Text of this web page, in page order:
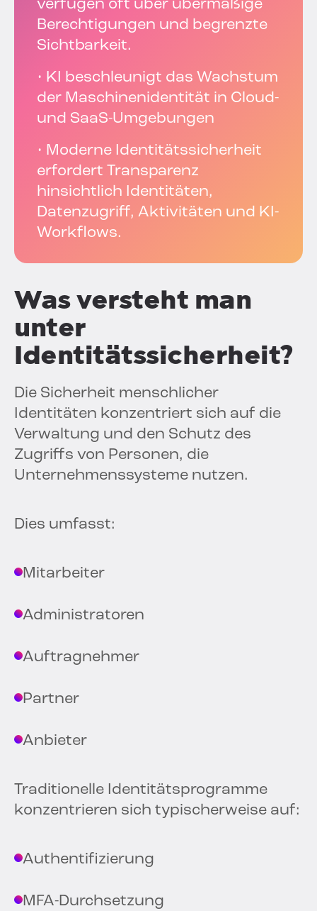
verfügen oft über übermäßige
Berechtigungen und begrenzte
Sichtbarkeit.
• KI beschleunigt das Wachstum
der Maschinenidentität in Cloud-
und SaaS-Umgebungen
• Moderne Identitätssicherheit
erfordert Transparenz
hinsichtlich Identitäten,
Datenzugriff, Aktivitäten und KI-
Workflows.
Was versteht man
unter
Identitätssicherheit?
Die Sicherheit menschlicher
Identitäten konzentriert sich auf die
Verwaltung und den Schutz des
Zugriffs von Personen, die
Unternehmenssysteme nutzen.
Dies umfasst:
Mitarbeiter
Administratoren
Auftragnehmer
Partner
Anbieter
Traditionelle Identitätsprogramme
konzentrieren sich typischerweise auf:
Authentifizierung
MFA-Durchsetzung